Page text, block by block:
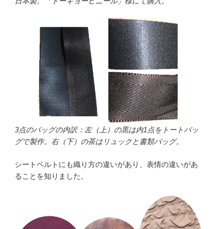
3点のバッグの内訳：左（上）の黒は内1点をトートバッ
グで製作。右（下）の茶はリュックと書類バッグ。
シートベルトにも織り方の違いがあり、表情の違いがあ
ることを知りました。